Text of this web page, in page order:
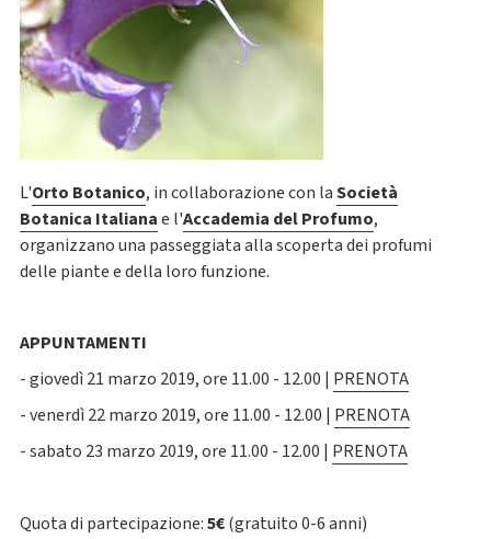
L'Orto Botanico, in collaborazione con laSocietà
Botanica Italianae l'Accademia del Profumo,
organizzano una passeggiata alla scoperta dei profumi
delle piante e della loro funzione.
APPUNTAMENTI
- giovedì 21 marzo 2019, ore 11.00 - 12.00 | PRENOTA
- venerdì 22 marzo 2019, ore 11.00 - 12.00 | PRENOTA
- sabato 23 marzo 2019, ore 11.00 - 12.00 | PRENOTA
Quota di partecipazione:5€(gratuito 0-6 anni)